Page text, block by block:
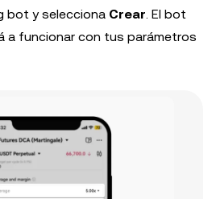
bot y selecciona Crear . El bot
a funcionar con tus parámetros